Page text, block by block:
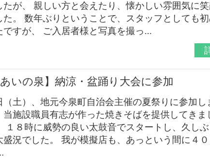
たが、 親しい方と会えたり、懐かしい雰囲気に
た。 数年ぶりということで、スタッフとしても
ですが、 ご入居者様と写真を撮っ...
あいの泉】納涼・盆踊り大会に参加
（土）、地元今泉町自治会主催の夏祭りに参加し
当施設職員有志が作った焼きそばを提供してきま
１８時に威勢の良い太鼓音でスタートし、久し
盛況でした。 我が模擬店も、あっという間に４